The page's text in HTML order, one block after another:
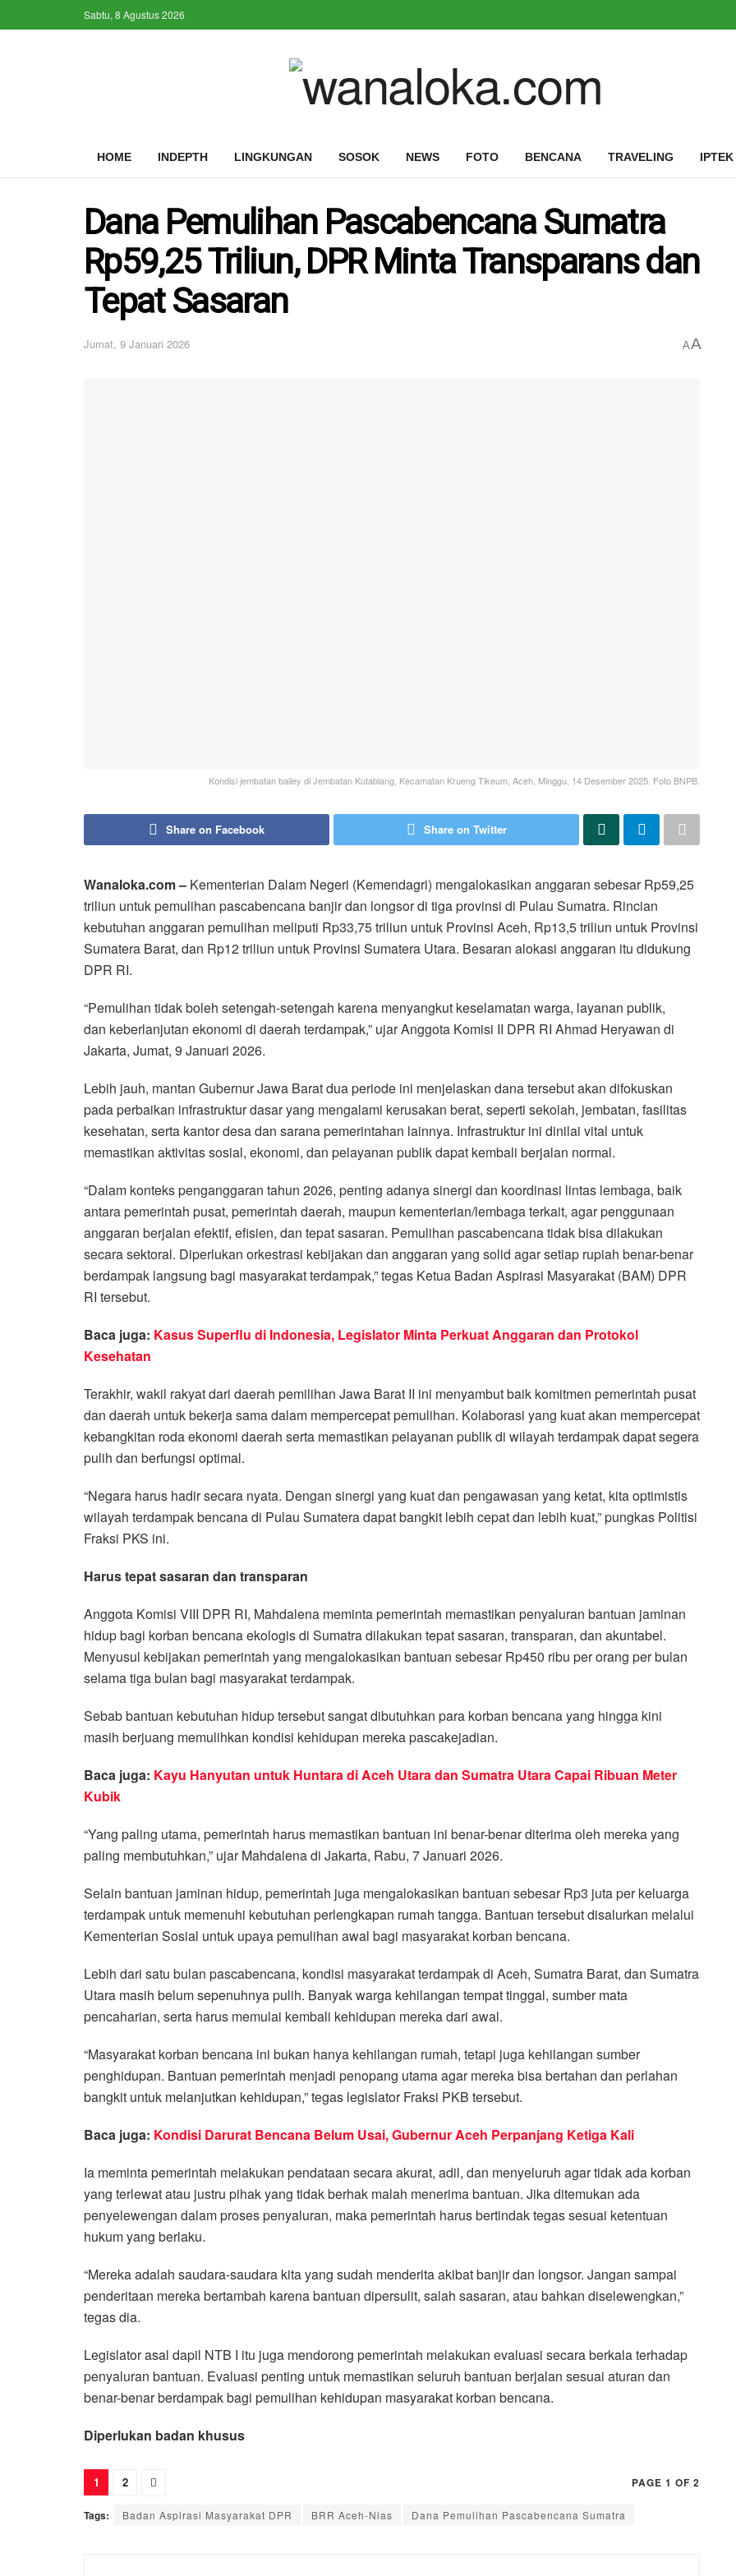
Sabtu, 8 Agustus 2026
HOME INDEPTH LINGKUNGAN SOSOK NEWS FOTO BENCANA TRAVELING IPTEK
Dana Pemulihan Pascabencana Sumatra
Rp59,25 Triliun, DPR Minta Transparans dan
Tepat Sasaran
Jumat, 9 Januari 2026 AA
Kondisi jembatan bailey di Jembatan Kutablang, Kecamatan Krueng Tikeum, Aceh, Minggu, 14 Desember 2025. Foto BNPB.
Share on Facebook Share on Twitter
Wanaloka.com – Kementerian Dalam Negeri (Kemendagri) mengalokasikan anggaran sebesar Rp59,25
triliun untuk pemulihan pascabencana banjir dan longsor di tiga provinsi di Pulau Sumatra. Rincian
kebutuhan anggaran pemulihan meliputi Rp33,75 triliun untuk Provinsi Aceh, Rp13,5 triliun untuk Provinsi
Sumatera Barat, dan Rp12 triliun untuk Provinsi Sumatera Utara. Besaran alokasi anggaran itu didukung
DPR RI.
“Pemulihan tidak boleh setengah-setengah karena menyangkut keselamatan warga, layanan publik,
dan keberlanjutan ekonomi di daerah terdampak,” ujar Anggota Komisi II DPR RI Ahmad Heryawan di
Jakarta, Jumat, 9 Januari 2026.
Lebih jauh, mantan Gubernur Jawa Barat dua periode ini menjelaskan dana tersebut akan difokuskan
pada perbaikan infrastruktur dasar yang mengalami kerusakan berat, seperti sekolah, jembatan, fasilitas
kesehatan, serta kantor desa dan sarana pemerintahan lainnya. Infrastruktur ini dinilai vital untuk
memastikan aktivitas sosial, ekonomi, dan pelayanan publik dapat kembali berjalan normal.
“Dalam konteks penganggaran tahun 2026, penting adanya sinergi dan koordinasi lintas lembaga, baik
antara pemerintah pusat, pemerintah daerah, maupun kementerian/lembaga terkait, agar penggunaan
anggaran berjalan efektif, efisien, dan tepat sasaran. Pemulihan pascabencana tidak bisa dilakukan
secara sektoral. Diperlukan orkestrasi kebijakan dan anggaran yang solid agar setiap rupiah benar-benar
berdampak langsung bagi masyarakat terdampak,” tegas Ketua Badan Aspirasi Masyarakat (BAM) DPR
RI tersebut.
Baca juga: Kasus Superflu di Indonesia, Legislator Minta Perkuat Anggaran dan Protokol
Kesehatan
Terakhir, wakil rakyat dari daerah pemilihan Jawa Barat II ini menyambut baik komitmen pemerintah pusat
dan daerah untuk bekerja sama dalam mempercepat pemulihan. Kolaborasi yang kuat akan mempercepat
kebangkitan roda ekonomi daerah serta memastikan pelayanan publik di wilayah terdampak dapat segera
pulih dan berfungsi optimal.
“Negara harus hadir secara nyata. Dengan sinergi yang kuat dan pengawasan yang ketat, kita optimistis
wilayah terdampak bencana di Pulau Sumatera dapat bangkit lebih cepat dan lebih kuat,” pungkas Politisi
Fraksi PKS ini.
Harus tepat sasaran dan transparan
Anggota Komisi VIII DPR RI, Mahdalena meminta pemerintah memastikan penyaluran bantuan jaminan
hidup bagi korban bencana ekologis di Sumatra dilakukan tepat sasaran, transparan, dan akuntabel.
Menyusul kebijakan pemerintah yang mengalokasikan bantuan sebesar Rp450 ribu per orang per bulan
selama tiga bulan bagi masyarakat terdampak.
Sebab bantuan kebutuhan hidup tersebut sangat dibutuhkan para korban bencana yang hingga kini
masih berjuang memulihkan kondisi kehidupan mereka pascakejadian.
Baca juga: Kayu Hanyutan untuk Huntara di Aceh Utara dan Sumatra Utara Capai Ribuan Meter
Kubik
“Yang paling utama, pemerintah harus memastikan bantuan ini benar-benar diterima oleh mereka yang
paling membutuhkan,” ujar Mahdalena di Jakarta, Rabu, 7 Januari 2026.
Selain bantuan jaminan hidup, pemerintah juga mengalokasikan bantuan sebesar Rp3 juta per keluarga
terdampak untuk memenuhi kebutuhan perlengkapan rumah tangga. Bantuan tersebut disalurkan melalui
Kementerian Sosial untuk upaya pemulihan awal bagi masyarakat korban bencana.
Lebih dari satu bulan pascabencana, kondisi masyarakat terdampak di Aceh, Sumatra Barat, dan Sumatra
Utara masih belum sepenuhnya pulih. Banyak warga kehilangan tempat tinggal, sumber mata
pencaharian, serta harus memulai kembali kehidupan mereka dari awal.
“Masyarakat korban bencana ini bukan hanya kehilangan rumah, tetapi juga kehilangan sumber
penghidupan. Bantuan pemerintah menjadi penopang utama agar mereka bisa bertahan dan perlahan
bangkit untuk melanjutkan kehidupan,” tegas legislator Fraksi PKB tersebut.
Baca juga: Kondisi Darurat Bencana Belum Usai, Gubernur Aceh Perpanjang Ketiga Kali
Ia meminta pemerintah melakukan pendataan secara akurat, adil, dan menyeluruh agar tidak ada korban
yang terlewat atau justru pihak yang tidak berhak malah menerima bantuan. Jika ditemukan ada
penyelewengan dalam proses penyaluran, maka pemerintah harus bertindak tegas sesuai ketentuan
hukum yang berlaku.
“Mereka adalah saudara-saudara kita yang sudah menderita akibat banjir dan longsor. Jangan sampai
penderitaan mereka bertambah karena bantuan dipersulit, salah sasaran, atau bahkan diselewengkan,”
tegas dia.
Legislator asal dapil NTB I itu juga mendorong pemerintah melakukan evaluasi secara berkala terhadap
penyaluran bantuan. Evaluasi penting untuk memastikan seluruh bantuan berjalan sesuai aturan dan
benar-benar berdampak bagi pemulihan kehidupan masyarakat korban bencana.
Diperlukan badan khusus
PAGE 1 OF 2
1 2
Tags: Badan Aspirasi Masyarakat DPR BRR Aceh-Nias Dana Pemulihan Pascabencana Sumatra